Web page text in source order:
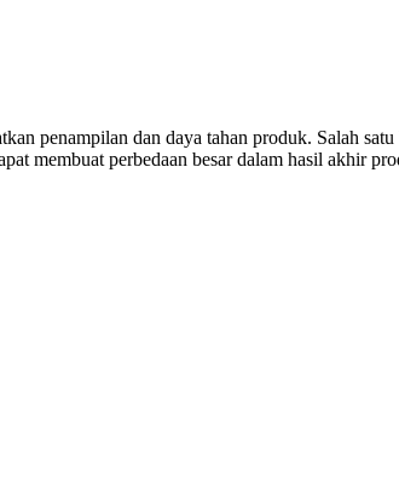
penampilan dan daya tahan produk. Salah
membuat perbedaan besar dalam hasil akhir